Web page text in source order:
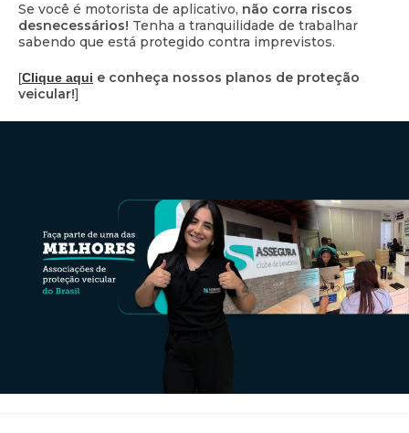
Se você é motorista de aplicativo, não corra riscos
desnecessários! Tenha a tranquilidade de trabalhar
sabendo que está protegido contra imprevistos.
[Clique aqui e conheça nossos planos de proteção
veicular!]